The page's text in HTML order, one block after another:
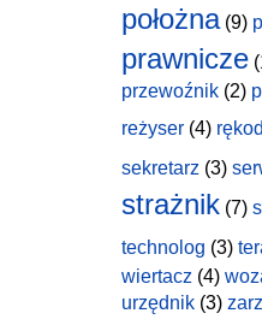
położna(9)
prawnicze
przewoźnik (2)
reżyser (4)
sekretarz (3)
strażnik (7)
technolog (3)
wiertacz (4)
urzędnik (3)